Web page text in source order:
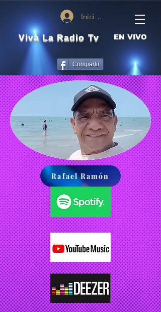
Iniciar sesión
Viva La Radio Tv EN VIVO
Compartir
Rafael Ramón